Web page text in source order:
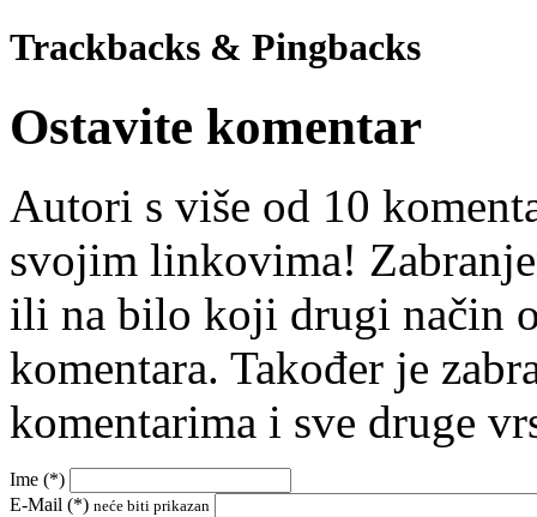
Trackbacks & Pingbacks
Ostavite komentar
Autori s više od 10
svojim linkovima!
ili na bilo koji drugi način
komentara. Također je
komentarima i sve druge
Ime (*)
E-Mail (*) neće biti prikazan